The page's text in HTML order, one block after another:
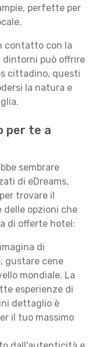
perfette per
contatto con la
dintorni può offrire
cittadino, questi
la natura e
per te a
sembrare
di eDreams,
trovare il
delle opzioni che
di offerte hotel:
di
gustare cene
mondiale. La
esperienze di
dettaglio è
il tuo massimo